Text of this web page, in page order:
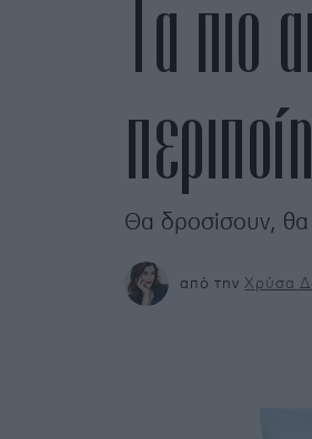
Τα
Θα δροσίσουν, θα
από την Χρύσα